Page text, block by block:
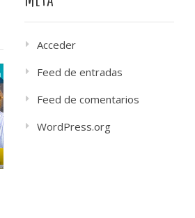
Acceder
Feed de entradas
Feed de comentarios
WordPress.org